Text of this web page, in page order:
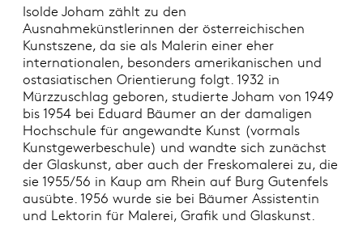
Isolde Joham zählt zu den
Ausnahmekünstlerinnen der österreichischen
Kunstszene, da sie als Malerin einer eher
internationalen, besonders amerikanischen und
ostasiatischen Orientierung folgt. 1932 in
Mürzzuschlag geboren, studierte Joham von 1949
bis 1954 bei Eduard Bäumer an der damaligen
Hochschule für angewandte Kunst (vormals
Kunstgewerbeschule) und wandte sich zunächst
der Glaskunst, aber auch der Freskomalerei zu, die
sie 1955/56 in Kaup am Rhein auf Burg Gutenfels
ausübte. 1956 wurde sie bei Bäumer Assistentin
und Lektorin für Malerei, Grafik und Glaskunst.